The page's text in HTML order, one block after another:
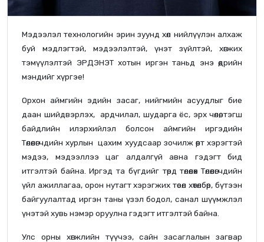
Мэдээлэл технологийн эрин зуунд хөл нийлүүлэн алхаж
буй мэдлэгтэй, мэдээлэлтэй, үнэт зүйлтэй, хөгжих
тэмүүлэлтэй ЭРДЭНЭТ хотын иргэн таньд энэ өдрийн
мэндийг хүргэе!
Орхон аймгийн эдийн засаг, нийгмийн асуудлыг бие
даан шийдвэрлэх, ардчилал, шударга ёс, эрх чөлөө, тэгш
байдлийн илэрхийлэл болсон аймгийн иргэдийн
Төлөөлөгчдийн хурлын цахим хуудсаар зочилж өөрт хэрэгтэй
мэдээ, мэдээллээ цаг алдалгүй авна гэдэгт бид
итгэлтэй байна. Иргэд та бүгдийг төрд төлөөлөх Төлөөлөгчдийн
үйл ажиллагаа, орон нутагт хэрэгжих төсөл хөтөлбөр, бүтээн
байгуулалтад иргэн таны үзэл бодол, санал шүүмжлэл
үнэтэй хувь нэмэр оруулна гэдэгт итгэлтэй байна.
Улс орны хөгжлийн түүчээ, сайн засаглалын загвар